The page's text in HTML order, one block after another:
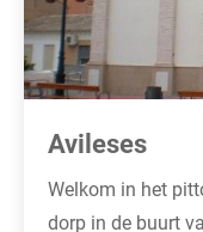
Avileses
Welkom in het
dorp in de buurt